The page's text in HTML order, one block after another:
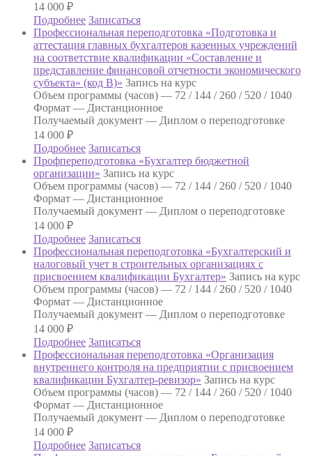
14 000 ₽
Подробнее Записаться
Профессиональная переподготовка «Подготовка и
аттестация главных бухгалтеров казенных учреждений
на соответствие квалификации «Составление и
представление финансовой отчетности экономического
субъекта» (код В)» Запись на курс
Объем программы (часов) — 72 / 144 / 260 / 520 / 1040
Формат — Дистанционное
Получаемый документ — Диплом о переподготовке
14 000 ₽
Подробнее Записаться
Профпереподготовка «Бухгалтер бюджетной
организации» Запись на курс
Объем программы (часов) — 72 / 144 / 260 / 520 / 1040
Формат — Дистанционное
Получаемый документ — Диплом о переподготовке
14 000 ₽
Подробнее Записаться
Профессиональная переподготовка «Бухгалтерский и
налоговый учет в строительных организациях с
присвоением квалификации Бухгалтер» Запись на курс
Объем программы (часов) — 72 / 144 / 260 / 520 / 1040
Формат — Дистанционное
Получаемый документ — Диплом о переподготовке
14 000 ₽
Подробнее Записаться
Профессиональная переподготовка «Организация
внутреннего контроля на предприятии с присвоением
квалификации Бухгалтер-ревизор» Запись на курс
Объем программы (часов) — 72 / 144 / 260 / 520 / 1040
Формат — Дистанционное
Получаемый документ — Диплом о переподготовке
14 000 ₽
Подробнее Записаться